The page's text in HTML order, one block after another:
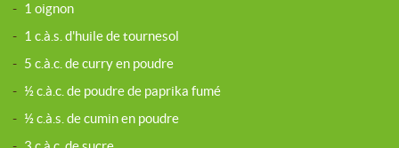
- 1 oignon
- 1 c.à.s. d'huile de tournesol
- 5 c.à.c. de curry en poudre
- ½ c.à.c. de poudre de paprika fumé
- ½ c.à.s. de cumin en poudre